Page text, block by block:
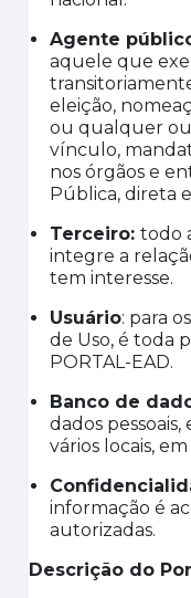
Agente
aquele que
eleição,
ou qualquer
vínculo,
nos órgãos e
Pública, direta
Terceiro:todo
integre a
tem interesse.
Usuário: para
de Uso, é toda
PORTAL-EAD.
Banco de
dados
vários locais,
informação é
autorizadas.
Descrição do